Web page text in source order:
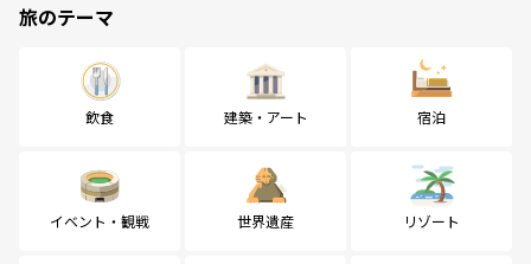
旅のテーマ
飲食 建築・アート 宿泊
イベント・観戦 世界遺産 リゾート